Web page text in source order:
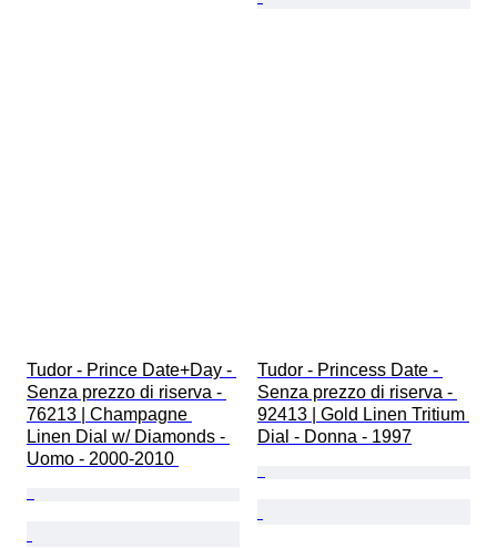
Tudor - Prince Date+Day -
Senza prezzo di riserva -
76213 | Champagne
Linen Dial w/ Diamonds -
Uomo - 2000-2010
Tudor - Princess Date -
Senza prezzo di riserva -
92413 | Gold Linen Tritium
Dial - Donna - 1997